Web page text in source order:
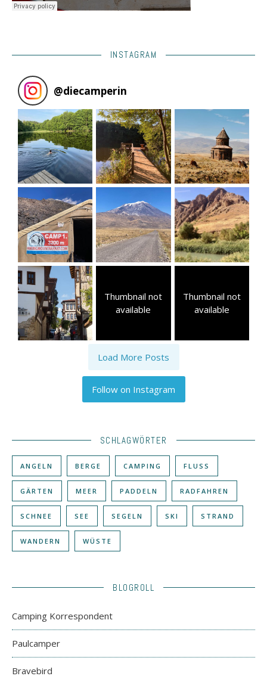
INSTAGRAM
@diecamperin
Thumbnail not
available
Thumbnail not
available
Load More Posts
Follow on Instagram
SCHLAGWÖRTER
ANGELN BERGE CAMPING FLUSS
GÄRTEN MEER PADDELN RADFAHREN
SCHNEE SEE SEGELN SKI STRAND
WANDERN WÜSTE
BLOGROLL
Camping Korrespondent
Paulcamper
Bravebird